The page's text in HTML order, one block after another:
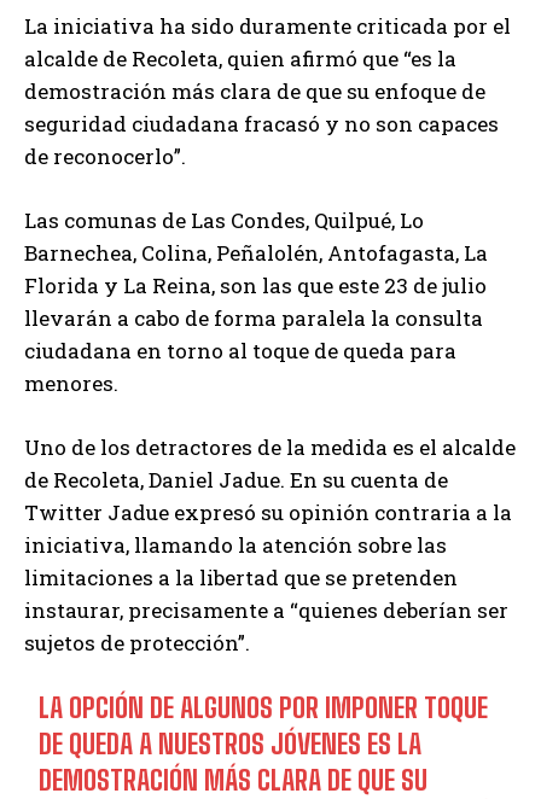
La iniciativa ha sido duramente criticada por el
alcalde de Recoleta, quien afirmó que “es la
demostración más clara de que su enfoque de
seguridad ciudadana fracasó y no son capaces
de reconocerlo”.
Las comunas de Las Condes, Quilpué, Lo
Barnechea, Colina, Peñalolén, Antofagasta, La
Florida y La Reina, son las que este 23 de julio
llevarán a cabo de forma paralela la consulta
ciudadana en torno al toque de queda para
menores.
Uno de los detractores de la medida es el alcalde
de Recoleta, Daniel Jadue. En su cuenta de
Twitter Jadue expresó su opinión contraria a la
iniciativa, llamando la atención sobre las
limitaciones a la libertad que se pretenden
instaurar, precisamente a “quienes deberían ser
sujetos de protección”.
LA OPCIÓN DE ALGUNOS POR IMPONER TOQUE
DE QUEDA A NUESTROS JÓVENES ES LA
DEMOSTRACIÓN MÁS CLARA DE QUE SU